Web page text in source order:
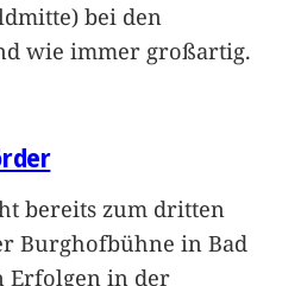
bei den
wie immer großartig.
bereits zum dritten
Burghofbühne in Bad
Erfolgen in der